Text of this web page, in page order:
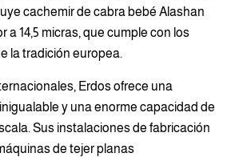
cachemir de cabra bebé Alashan
a 14,5 micras, que cumple con los
la tradición europea.
Erdos ofrece una
y una enorme capacidad de
Sus instalaciones de fabricación
de tejer planas